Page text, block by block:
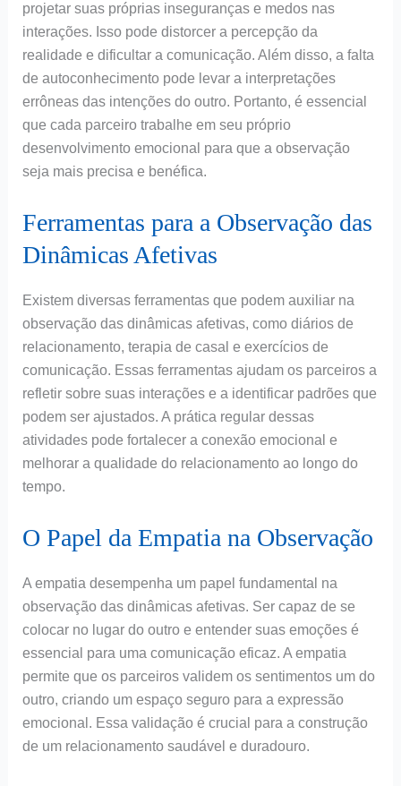
projetar suas próprias inseguranças e medos nas
interações. Isso pode distorcer a percepção da
realidade e dificultar a comunicação. Além disso, a falta
de autoconhecimento pode levar a interpretações
errôneas das intenções do outro. Portanto, é essencial
que cada parceiro trabalhe em seu próprio
desenvolvimento emocional para que a observação
seja mais precisa e benéfica.
Ferramentas para a Observação das
Dinâmicas Afetivas
Existem diversas ferramentas que podem auxiliar na
observação das dinâmicas afetivas, como diários de
relacionamento, terapia de casal e exercícios de
comunicação. Essas ferramentas ajudam os parceiros a
refletir sobre suas interações e a identificar padrões que
podem ser ajustados. A prática regular dessas
atividades pode fortalecer a conexão emocional e
melhorar a qualidade do relacionamento ao longo do
tempo.
O Papel da Empatia na Observação
A empatia desempenha um papel fundamental na
observação das dinâmicas afetivas. Ser capaz de se
colocar no lugar do outro e entender suas emoções é
essencial para uma comunicação eficaz. A empatia
permite que os parceiros validem os sentimentos um do
outro, criando um espaço seguro para a expressão
emocional. Essa validação é crucial para a construção
de um relacionamento saudável e duradouro.